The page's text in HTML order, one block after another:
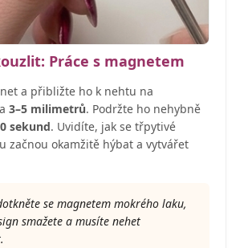
Práce s magnetem
a přibližte ho k nehtu na
3–5 milimetrů. Podržte ho nehybně
sekund. Uvidíte, jak se třpytivé
začnou okamžitě hýbat a vytvářet
se magnetem mokrého laku,
smažete a musíte nehet